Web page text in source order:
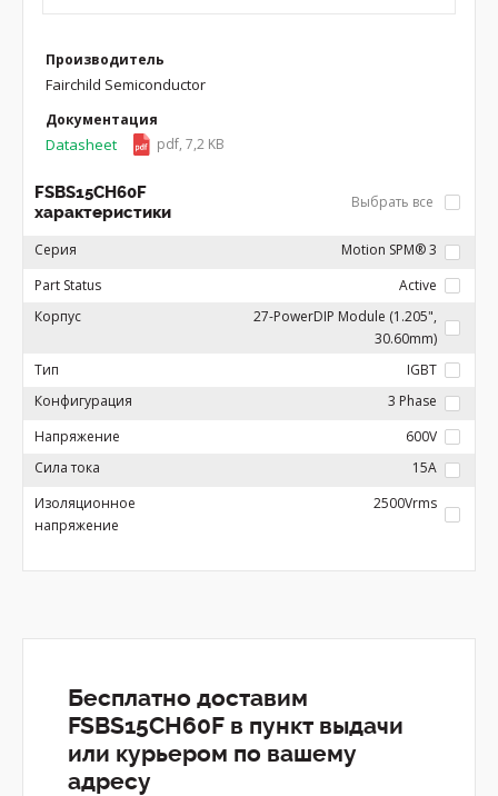
Производитель
Fairchild Semiconductor
Документация
Datasheet pdf, 7,2 KB
FSBS15CH60F
характеристики
Выбрать все
Серия
Motion SPM® 3
Part Status
Active
Корпус
27-PowerDIP Module (1.205",
30.60mm)
Тип
IGBT
Конфигурация
3 Phase
Напряжение
600V
Сила тока
15A
Изоляционное
напряжение
2500Vrms
Бесплатно доставим
FSBS15CH60F в пункт выдачи
или курьером по вашему
адресу